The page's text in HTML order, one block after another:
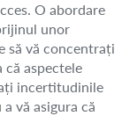
O abordare
unor
să vă concentrați
că aspectele
incertitudinile
vă asigura că